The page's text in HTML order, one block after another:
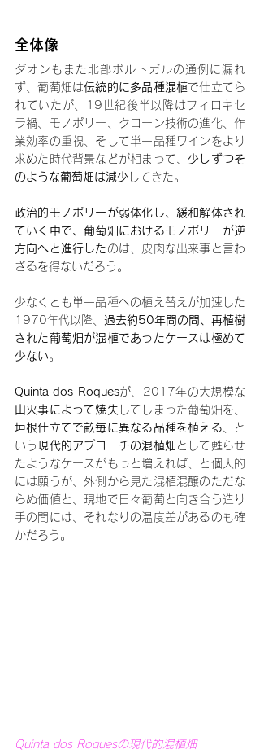
全体像
ダオンもまた北部ポルトガルの通例に漏れ
ず、葡萄畑は伝統的に多品種混植で仕立てら
れていたが、19世紀後半以降はフィロキセ
ラ禍、モノポリー、クローン技術の進化、作
業効率の重視、そして単一品種ワインをより
求めた時代背景などが相まって、 少しずつそ
のような葡萄畑は減少 してきた。
政治的モノポリーが弱体化し、緩和解体され
ていく中で、葡萄畑におけるモノポリーが逆
方向へと進行した のは、皮肉な出来事と言わ
ざるを得ないだろう。
少なくとも単一品種への植え替えが加速した
1970年代以降、 過去約50年間の間、再植樹
された葡萄畑が混植であったケースは極めて
少ない。
Quinta dos Roquesが、2017年の大規模な
山火事によって焼失してしまった葡萄畑を、
垣根仕立てで畝毎に異なる品種を植える 、と
いう 現代的アプローチの混植畑 として甦らせ
たようなケースがもっと増えれば、と個人的
には願うが、外側から見た混植混醸のただな
らぬ価値と、現地で日々葡萄と向き合う造り
手の間には、それなりの温度差があるのも確
かだろう。
Quinta dos Roquesの現代的混植畑